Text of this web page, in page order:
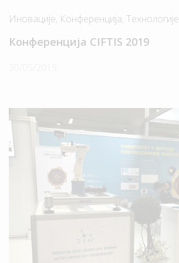
Иновације, Конференција, Технологије
Конференција CIFTIS 2019